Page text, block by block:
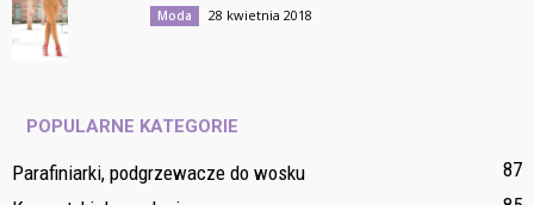
Moda 28 kwietnia 2018
POPULARNE KATEGORIE
Parafiniarki, podgrzewacze do wosku
87